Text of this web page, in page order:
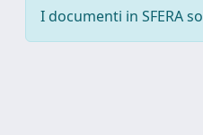
I documenti in SFERA